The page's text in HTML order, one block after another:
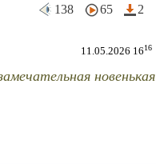
138 65 2
11.05.2026 1616
новенькая